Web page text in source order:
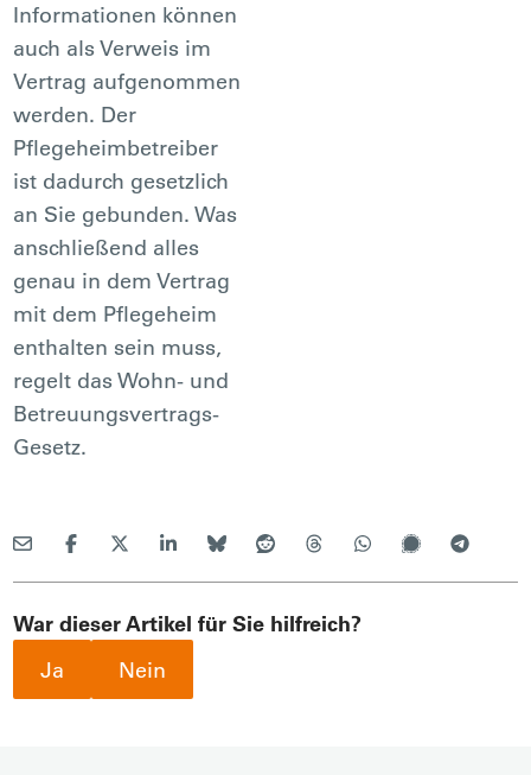
Informationen können
auch als Verweis im
Vertrag aufgenommen
werden. Der
Pflegeheimbetreiber
ist dadurch gesetzlich
an Sie gebunden. Was
anschließend alles
genau in dem Vertrag
mit dem Pflegeheim
enthalten sein muss,
regelt das Wohn- und
Betreuungsvertrags-
Gesetz.
War dieser Artikel für Sie hilfreich?
Ja
Nein